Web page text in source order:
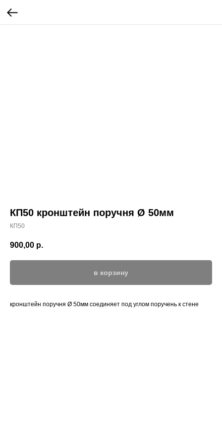
КП50 кронштейн поручня Ø 50мм
КП50
900,00 р.
в корзину
кронштейн поручня Ø 50мм соединяет под углом поручень к стене